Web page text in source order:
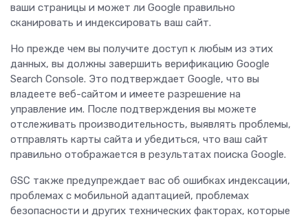
ваши страницы и может ли Google правильно
сканировать и индексировать ваш сайт.
Но прежде чем вы получите доступ к любым из этих
данных, вы должны завершить верификацию Google
Search Console. Это подтверждает Google, что вы
владеете веб-сайтом и имеете разрешение на
управление им. После подтверждения вы можете
отслеживать производительность, выявлять проблемы,
отправлять карты сайта и убедиться, что ваш сайт
правильно отображается в результатах поиска Google.
GSC также предупреждает вас об ошибках индексации,
проблемах с мобильной адаптацией, проблемах
безопасности и других технических факторах, которые